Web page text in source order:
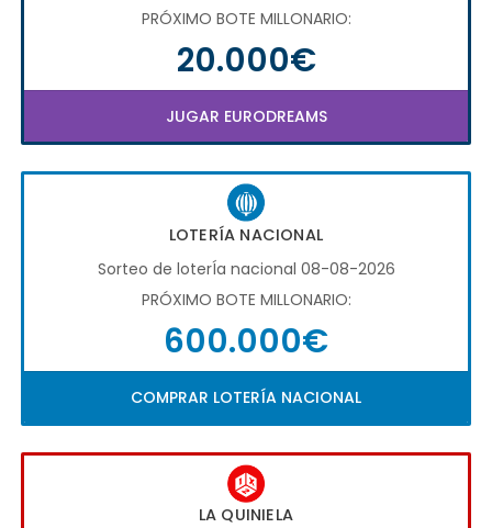
PRÓXIMO BOTE MILLONARIO:
20.000€
JUGAR EURODREAMS
LOTERÍA NACIONAL
Sorteo de loterÍa nacional 08-08-2026
PRÓXIMO BOTE MILLONARIO:
600.000€
COMPRAR LOTERÍA NACIONAL
LA QUINIELA